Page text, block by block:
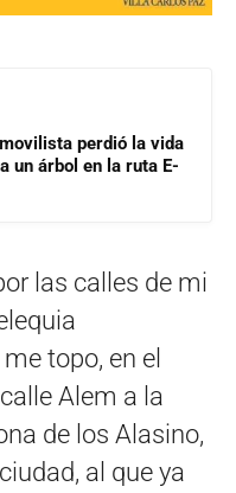
perdió la vida
un árbol en la ruta E-
las calles de mi
topo, en el
Alem a la
de los Alasino,
al que ya